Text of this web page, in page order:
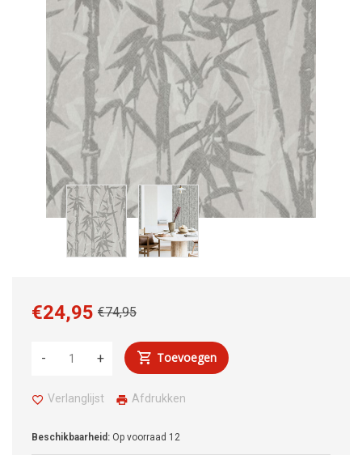
€74,95
€24,95
+
- Toevoegen
Verlanglijst Afdrukken
Beschikbaarheid: Op voorraad 12